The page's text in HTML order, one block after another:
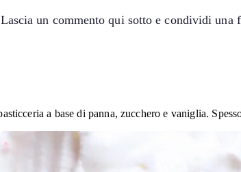
un commento qui sotto e condividi una
a base di panna, zucchero e vaniglia.